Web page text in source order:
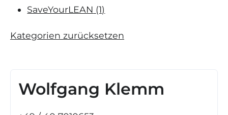
SaveYourLEAN (1)
Kategorien zurücksetzen
Wolfgang Klemm